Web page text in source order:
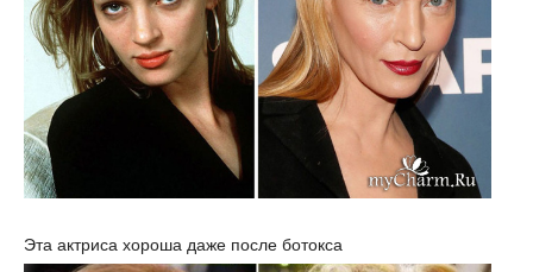
Эта актриса хороша даже после ботокса